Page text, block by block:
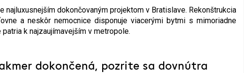
najluxusnejším dokončovaným projektom v Bratislave. Rekonštrukcia
a neskôr nemocnice disponuje viacerými bytmi s mimoriadne
k najzaujímavejším v metropole.
dokončená, pozrite sa dovnútra